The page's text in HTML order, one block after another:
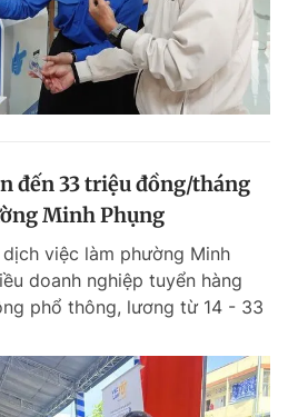
đến 33 triệu đồng/tháng
Minh Phụng
việc làm phường Minh
doanh nghiệp tuyển hàng
phổ thông, lương từ 14 - 33